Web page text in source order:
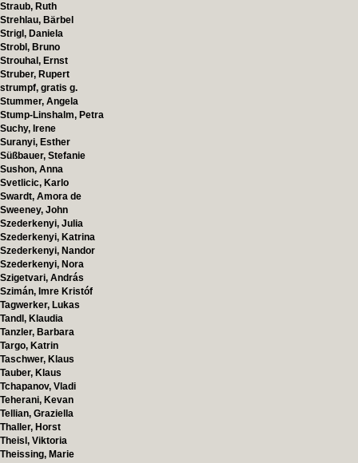
Straub, Ruth
Strehlau, Bärbel
Strigl, Daniela
Strobl, Bruno
Strouhal, Ernst
Struber, Rupert
strumpf, gratis g.
Stummer, Angela
Stump-Linshalm, Petra
Suchy, Irene
Suranyi, Esther
Süßbauer, Stefanie
Sushon, Anna
Svetlicic, Karlo
Swardt, Amora de
Sweeney, John
Szederkenyi, Julia
Szederkenyi, Katrina
Szederkenyi, Nandor
Szederkenyi, Nora
Szigetvari, András
Szimán, Imre Kristóf
Tagwerker, Lukas
Tandl, Klaudia
Tanzler, Barbara
Targo, Katrin
Taschwer, Klaus
Tauber, Klaus
Tchapanov, Vladi
Teherani, Kevan
Tellian, Graziella
Thaller, Horst
Theisl, Viktoria
Theissing, Marie